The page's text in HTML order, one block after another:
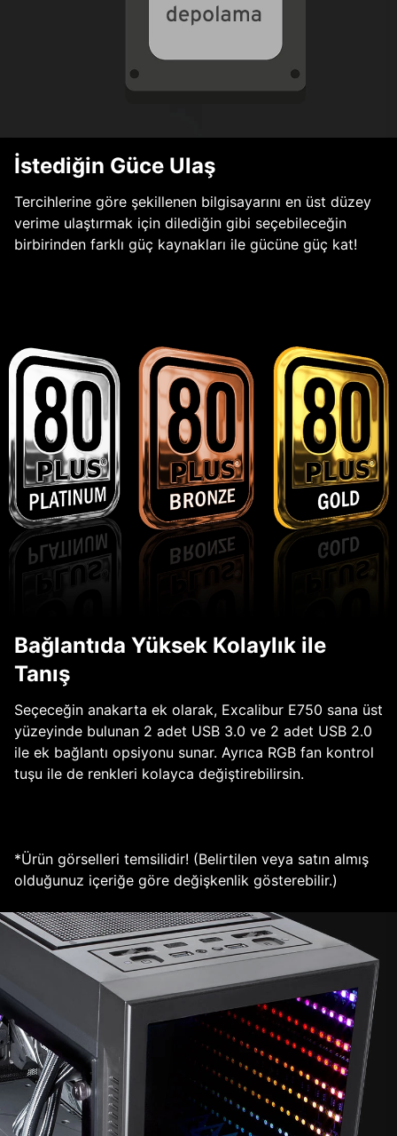
İstediğin Güce Ulaş
Tercihlerine göre şekillenen bilgisayarını en üst düzey
verime ulaştırmak için dilediğin gibi seçebileceğin
birbirinden farklı güç kaynakları ile gücüne güç kat!
Bağlantıda Yüksek Kolaylık ile
Tanış
Seçeceğin anakarta ek olarak, Excalibur E750 sana üst
yüzeyinde bulunan 2 adet USB 3.0 ve 2 adet USB 2.0
ile ek bağlantı opsiyonu sunar. Ayrıca RGB fan kontrol
tuşu ile de renkleri kolayca değiştirebilirsin.
*Ürün görselleri temsilidir! (Belirtilen veya satın almış
olduğunuz içeriğe göre değişkenlik gösterebilir.)